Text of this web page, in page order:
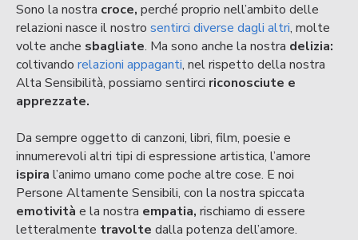
Sono la nostra croce, perché proprio nell’ambito delle
relazioni nasce il nostro sentirci diverse dagli altri, molte
volte anche sbagliate. Ma sono anche la nostra delizia:
coltivando relazioni appaganti, nel rispetto della nostra
Alta Sensibilità, possiamo sentirci riconosciute e
apprezzate.
Da sempre oggetto di canzoni, libri, film, poesie e
innumerevoli altri tipi di espressione artistica, l’amore
ispira l’animo umano come poche altre cose. E noi
Persone Altamente Sensibili, con la nostra spiccata
emotività e la nostra empatia, rischiamo di essere
letteralmente travolte dalla potenza dell’amore.